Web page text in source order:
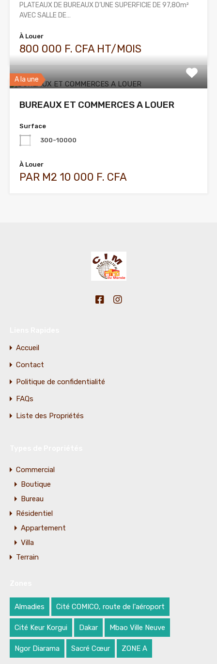
PLATEAUX DE BUREAUX D’UNE SUPERFICIE DE 97,80m²
AVEC SALLE DE…
À Louer
800 000 F. CFA HT/MOIS
A la une
BUREAUX ET COMMERCES A LOUER
Surface
300-10000
À Louer
PAR M2 10 000 F. CFA
Accueil
Contact
Politique de confidentialité
FAQs
Liste des Propriétés
Commercial
Boutique
Bureau
Résidentiel
Appartement
Villa
Terrain
Almadies Cité COMICO, route de l'aéroport
Cité Keur Korgui Dakar Mbao Ville Neuve
Ngor Diarama Sacré Cœur ZONE A